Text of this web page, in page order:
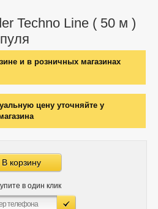
Techno Line ( 50 м )
и в розничных магазинах
цену уточняйте у
В корзину
в один клик